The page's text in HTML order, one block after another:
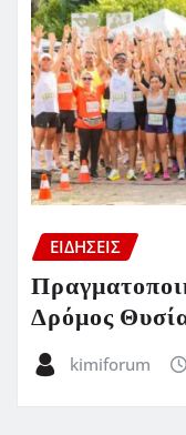
ΕΙΔΗΣΕΙΣ
Δρόμος
kimiforum